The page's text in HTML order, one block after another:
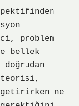
problem
bellek
ne